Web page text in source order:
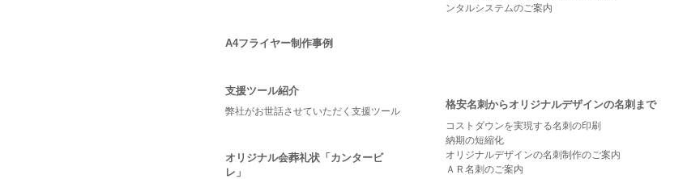
ンタルシステムのご案内
A4フライヤー制作事例
支援ツール紹介
弊社がお世話させていただく支援ツール
オリジナル会葬礼状「カンタービ
レ」
格安名刺からオリジナルデザインの名刺まで
コストダウンを実現する名刺の印刷
納期の短縮化
オリジナルデザインの名刺制作のご案内
ＡＲ名刺のご案内